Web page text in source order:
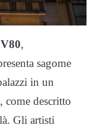
V80,
sagome
in un
, come descritto
Gli artisti